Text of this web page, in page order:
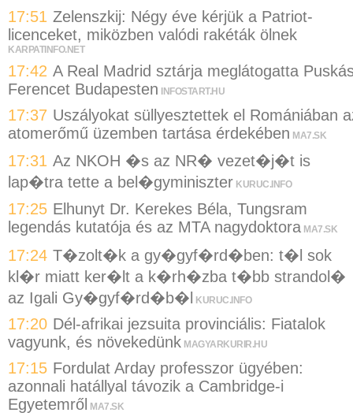
17:51 Zelenszkij: Négy éve kérjük a Patriot-
licenceket, miközben valódi rakéták ölnek
KARPATINFO.NET
17:42 A Real Madrid sztárja meglátogatta
Ferencet Budapesten
INFOSTART.HU
17:37 Uszályokat süllyesztettek el Romániában
atomerőmű üzemben tartása érdekében MA7.SK
17:31 Az NKOH �s az NR� vezet�j�t is
lap�tra tette a bel�gyminiszter KURUC.INFO
17:25 Elhunyt Dr. Kerekes Béla, Tungsram
legendás kutatója és az MTA nagydoktora MA7.SK
17:24 T�zolt�k a gy�gyf�rd�ben: t�l sok
kl�r miatt ker�lt a k�rh�zba t�bb strandol�
az Igali Gy�gyf�rd�b�l KURUC.INFO
17:20 Dél-afrikai jezsuita provinciális: Fiatalok
vagyunk, és növekedünk MAGYARKURIR.HU
17:15 Fordulat Arday professzor ügyében:
azonnali hatállyal távozik a Cambridge-i
Egyetemről MA7.SK